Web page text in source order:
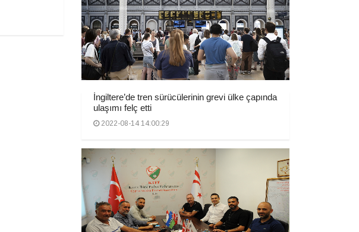
İngiltere’de tren sürücülerinin grevi ülke çapında
ulaşımı felç etti
2022-08-14 14:00:29